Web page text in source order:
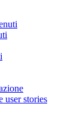
user stories